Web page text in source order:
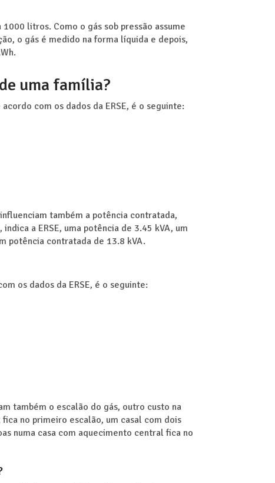
litros. Como o gás sob pressão assume
o gás é medido na forma líquida e depois,
uma família?
com os dados da ERSE, é o seguinte:
também a potência contratada,
a ERSE, uma potência de 3.45 kVA, um
potência contratada de 13.8 kVA.
os dados da ERSE, é o seguinte:
também o escalão do gás, outro custo na
fica no primeiro escalão, um casal com dois
numa casa com aquecimento central fica no